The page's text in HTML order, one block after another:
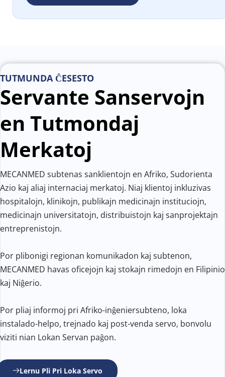
TUTMUNDA ĈESESTO
Servante Sanservojn
en Tutmondaj
Merkatoj
MECANMED subtenas sanklientojn en Afriko, Sudorienta
Azio kaj aliaj internaciaj merkatoj. Niaj klientoj inkluzivas
hospitalojn, klinikojn, publikajn medicinajn instituciojn,
medicinajn universitatojn, distribuistojn kaj sanprojektajn
entreprenistojn.
Por plibonigi regionan komunikadon kaj subtenon,
MECANMED havas oficejojn kaj stokajn rimedojn en Filipinio
kaj Niĝerio.
Por pliaj informoj pri Afriko-inĝeniersubteno, loka
instalado-helpo, trejnado kaj post-venda servo, bonvolu
viziti nian Lokan Servan paĝon.
Lernu Pli Pri Loka Servo